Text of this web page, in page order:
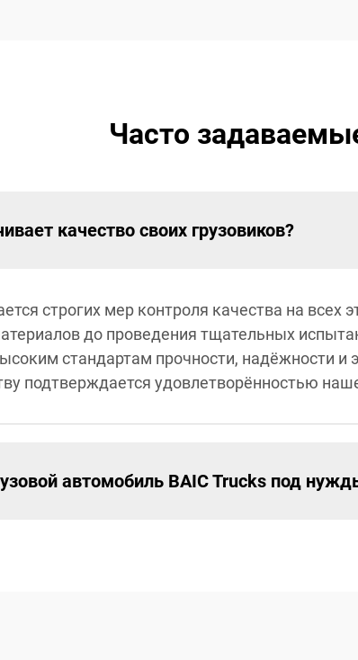
Часто
качество своих грузовиков?
строгих мер контроля качества на всех
до проведения тщательных
стандартам прочности, надёжности и
подтверждается удовлетворённостью
автомобиль BAIC Trucks под